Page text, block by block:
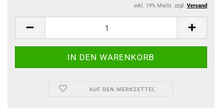
inkl. 19% MwSt. zzgl. Versand
AUF DEN MERKZETTEL